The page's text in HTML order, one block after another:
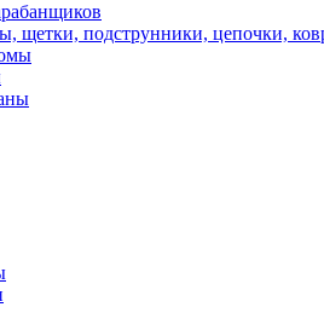
щетки, подструнники, цепочки,